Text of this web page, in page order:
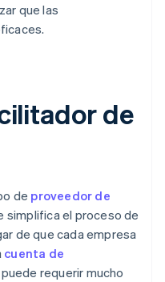
que las
de
de proveedor de
simplifica el proceso de
de que cada empresa
cuenta de
requerir mucho